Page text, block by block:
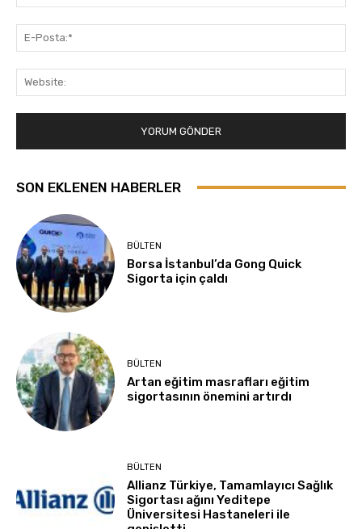
SON EKLENEN HABERLER
BÜLTEN
Borsa İstanbul’da Gong Quick
Sigorta için çaldı
BÜLTEN
Artan eğitim masrafları eğitim
sigortasının önemini artırdı
BÜLTEN
Allianz Türkiye, Tamamlayıcı Sağlık
Sigortası ağını Yeditepe
Üniversitesi Hastaneleri ile